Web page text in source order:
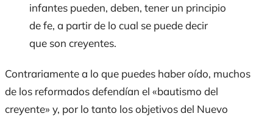
infantes pueden, deben, tener un principio
de fe, a partir de lo cual se puede decir
que son creyentes.
Contrariamente a lo que puedes haber oído, muchos
de los reformados defendían el «bautismo del
creyente» y, por lo tanto los objetivos del Nuevo